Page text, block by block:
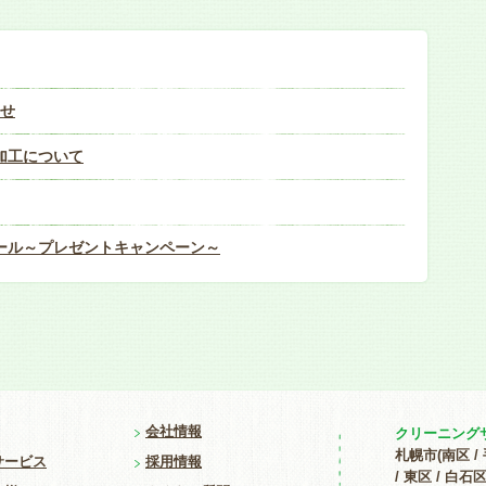
工について
～プレゼントキャンペーン～
ービス
会社情報
採用情報
クリーニング
札幌市(南区 /
/ 東区 / 白石